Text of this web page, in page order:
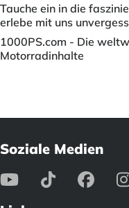
Tauche ein in die
erlebe mit uns
1000PS.com - Die
Motorradinhalte
Soziale Medien